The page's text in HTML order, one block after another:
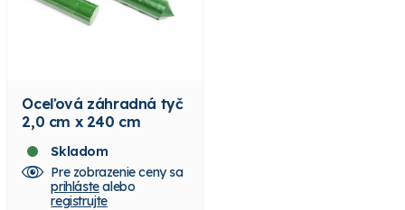
Oceľová záhradná tyč
2,0 cm x 240 cm
Skladom
Pre zobrazenie ceny sa
prihlástealebo
registrujte